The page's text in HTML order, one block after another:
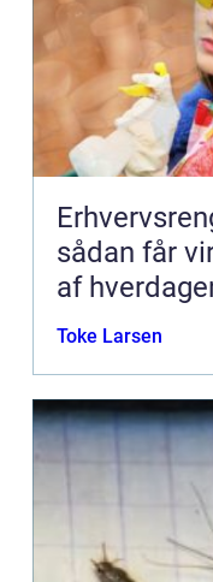
sådan får
af
Toke Larsen